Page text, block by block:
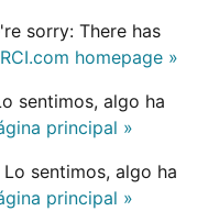
sorry: There has
homepage »
sentimos, algo ha
principal »
Lo sentimos, algo ha
principal »